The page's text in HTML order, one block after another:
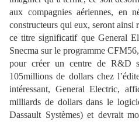
aux compagnies aériennes, en
constructeurs qui eux, seront ainsi
ce titre significatif que General
Snecma sur le programme
pour créer un centre de R&D
105millions de dollars chez
intéressant, General Electric,
milliards de dollars dans le
Dassault Systèmes) et devrait